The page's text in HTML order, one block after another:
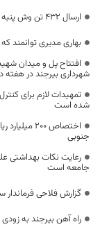
ارسال ۴۳۲ تن وش پنبه به کارخانجات پنبه پاک کنی خراسان جنوبی
بهاری مدیری
شهرداری بیرجند در هفته
تمهیدات لازم برای
شده است
اختصاص
جنوبی
رعایت نکات بهداشتی
جامعه است
گزارش فلاحی
راه آهن بیرجند به